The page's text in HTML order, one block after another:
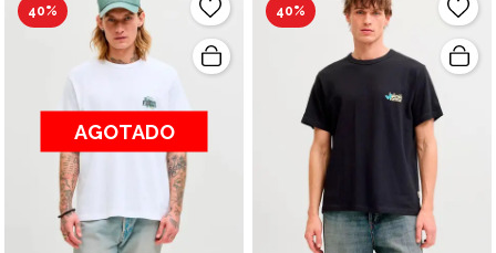
40%
AGOTADO
40%